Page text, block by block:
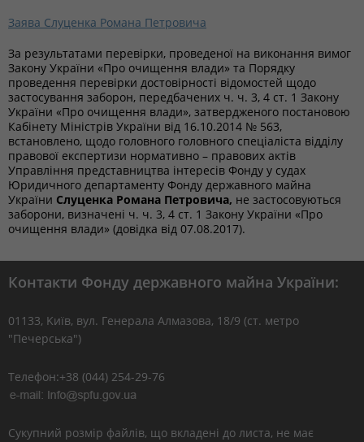
Заява Слуценка Романа Петровича
За результатами перевірки, проведеної на виконання вимог
Закону України «Про очищення влади» та Порядку
проведення перевірки достовірності відомостей щодо
застосування заборон, передбачених ч. ч. 3, 4 ст. 1 Закону
України «Про очищення влади», затвердженого постановою
Кабінету Міністрів України від 16.10.2014 № 563,
встановлено, щодо головного головного спеціаліста відділу
правової експертизи нормативно – правових актів
Управління представництва інтересів Фонду у судах
Юридичного департаменту Фонду державного майна
України Слуценка Романа Петровича, не застосовуються
заборони, визначені ч. ч. 3, 4 ст. 1 Закону України «Про
очищення влади» (довідка від 07.08.2017).
Контакти Фонду державного майна України:
01133, Kиїв, вул. Генерала Алмазова, 18/9 (ст. метро
"Печерська")
Телефон:+38 (044) 254-29-76
Сукупний розмір файлів, що вкладені до листа, не має